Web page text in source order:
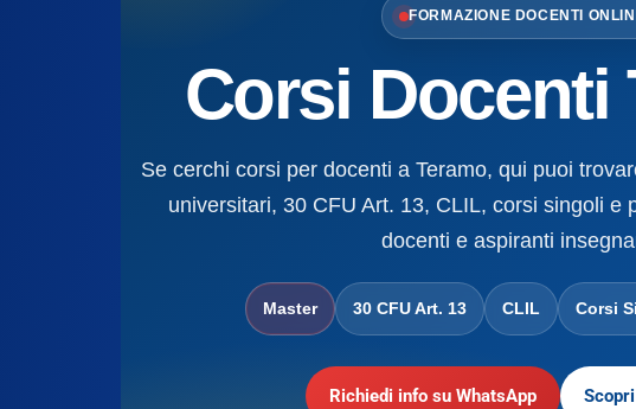
FORMAZIONE DOCENTI
Corsi Docenti
Se cerchi corsi per docenti a Teramo, qui puoi
universitari, 30 CFU Art. 13, CLIL, corsi singoli e
docenti e aspiranti
Master 30 CFU Art. 13 CLIL Corsi
Richiedi info su WhatsApp